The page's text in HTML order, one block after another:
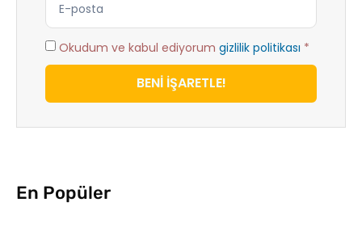
Okudum ve kabul ediyorum gizlilik politikası *
BENİ İŞARETLE!
En Popüler